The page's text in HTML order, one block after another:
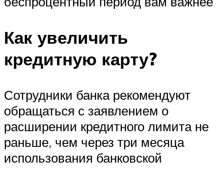
Как увеличить
кредитную карту?
Сотрудники банка рекомендуют
обращаться с заявлением о
расширении кредитного лимита не
раньше, чем через три месяца
использования банковской